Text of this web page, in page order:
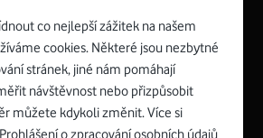
:
16 x 22 x 7,5 cm (včetně stojánku)
LAN porty a bezdrátové připojení Wi-
se s Vodafonem
co nejlepší zážitek na našem
cookies. Některé jsou nezbytné
stránek, jiné nám pomáhají
návštěvnost nebo přizpůsobit
můžete kdykoli změnit. Více si
Prohlášení o zpracování osobních údajů